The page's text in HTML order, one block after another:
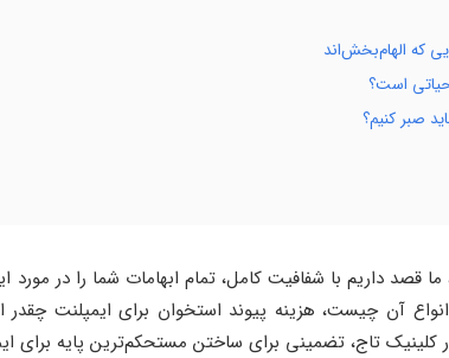
که الهام‌بخش‌اند
حیاتی است؟
صبر کنیم؟
ما قصد داریم با شفافیت کامل، تمام ابهامات شما را در
آن چیست، هزینه پیوند استخوان برای ایمپلنت
تاج، تضمینی برای ساختن مستحکم‌ترین پایه برای